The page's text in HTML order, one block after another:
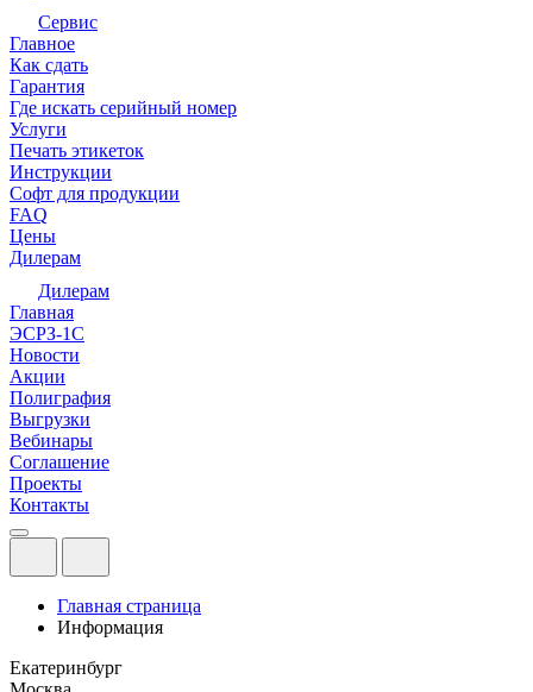
Сервис
Главное
Как сдать
Гарантия
Где искать серийный номер
Услуги
Печать этикеток
Инструкции
Софт для продукции
FAQ
Цены
Дилерам
Дилерам
Главная
ЭСРЗ-1С
Новости
Акции
Полиграфия
Выгрузки
Вебинары
Соглашение
Проекты
Контакты
Главная страница
Информация
Екатеринбург